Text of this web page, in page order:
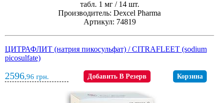
табл. 1 мг / 14 шт.
Производитель: Dexcel Pharma
Артикул: 74819
ЦИТРАФЛИТ (натрия пикосульфат) / CITRAFLEET (sodium
picosulfate)
2596,96 грн. Добавить В Резерв Корзина